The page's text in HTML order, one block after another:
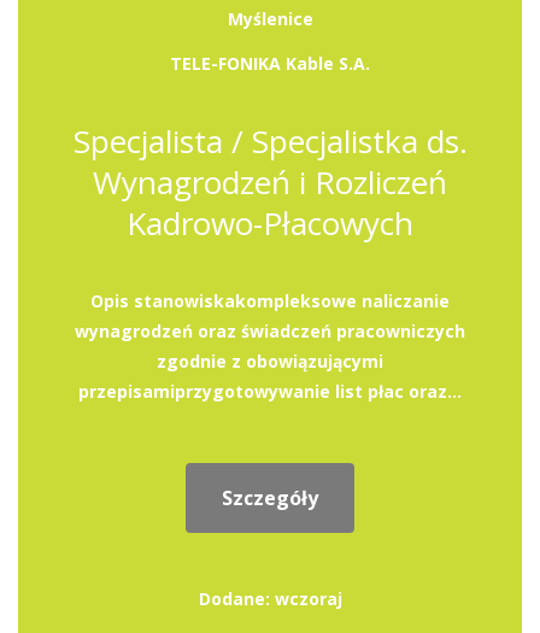
Myślenice
TELE-FONIKA Kable S.A.
Specjalista / Specjalistka ds.
Wynagrodzeń i Rozliczeń
Kadrowo-Płacowych
Opis stanowiskakompleksowe naliczanie
wynagrodzeń oraz świadczeń pracowniczych
zgodnie z obowiązującymi
przepisamiprzygotowywanie list płac oraz...
Szczegóły
Dodane: wczoraj